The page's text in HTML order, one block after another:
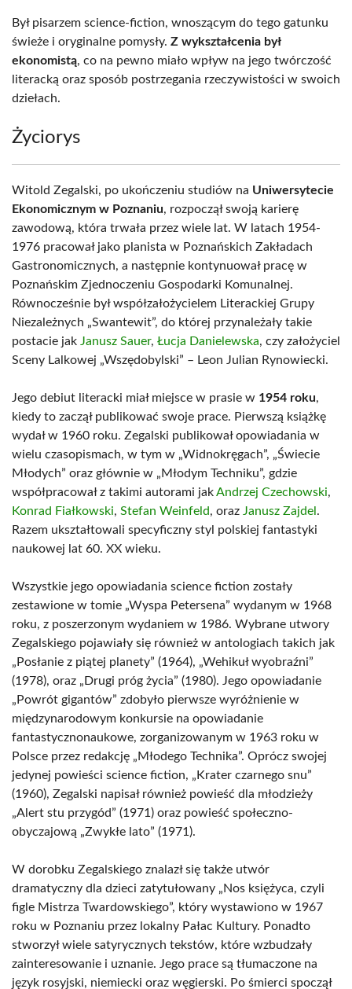
Był pisarzem science-fiction, wnoszącym do tego gatunku
świeże i oryginalne pomysły. Z wykształcenia był
ekonomistą, co na pewno miało wpływ na jego twórczość
literacką oraz sposób postrzegania rzeczywistości w swoich
dziełach.
Życiorys
Witold Zegalski, po ukończeniu studiów na Uniwersytecie
Ekonomicznym w Poznaniu, rozpoczął swoją karierę
zawodową, która trwała przez wiele lat. W latach 1954-
1976 pracował jako planista w Poznańskich Zakładach
Gastronomicznych, a następnie kontynuował pracę w
Poznańskim Zjednoczeniu Gospodarki Komunalnej.
Równocześnie był współzałożycielem Literackiej Grupy
Niezależnych „Swantewit”, do której przynależały takie
postacie jak Janusz Sauer, Łucja Danielewska, czy założyciel
Sceny Lalkowej „Wszędobylski” – Leon Julian Rynowiecki.
Jego debiut literacki miał miejsce w prasie w 1954 roku,
kiedy to zaczął publikować swoje prace. Pierwszą książkę
wydał w 1960 roku. Zegalski publikował opowiadania w
wielu czasopismach, w tym w „Widnokręgach”, „Świecie
Młodych” oraz głównie w „Młodym Techniku”, gdzie
współpracował z takimi autorami jakAndrzej Czechowski,
Konrad Fiałkowski, Stefan Weinfeld, oraz Janusz Zajdel .
Razem ukształtowali specyficzny styl polskiej fantastyki
naukowej lat 60. XX wieku.
Wszystkie jego opowiadania science fiction zostały
zestawione w tomie „Wyspa Petersena” wydanym w 1968
roku, z poszerzonym wydaniem w 1986. Wybrane utwory
Zegalskiego pojawiały się również w antologiach takich jak
„Posłanie z piątej planety” (1964), „Wehikuł wyobraźni”
(1978), oraz „Drugi próg życia” (1980). Jego opowiadanie
„Powrót gigantów” zdobyło pierwsze wyróżnienie w
międzynarodowym konkursie na opowiadanie
fantastycznonaukowe, zorganizowanym w 1963 roku w
Polsce przez redakcję „Młodego Technika”. Oprócz swojej
jedynej powieści science fiction, „Krater czarnego snu”
(1960), Zegalski napisał również powieść dla młodzieży
„Alert stu przygód” (1971) oraz powieść społeczno-
obyczajową „Zwykłe lato” (1971).
W dorobku Zegalskiego znalazł się także utwór
dramatyczny dla dzieci zatytułowany „Nos księżyca, czyli
figle Mistrza Twardowskiego”, który wystawiono w 1967
roku w Poznaniu przez lokalny Pałac Kultury. Ponadto
stworzył wiele satyrycznych tekstów, które wzbudzały
zainteresowanie i uznanie. Jego prace są tłumaczone na
język rosyjski, niemiecki oraz węgierski. Po śmierci spoczął